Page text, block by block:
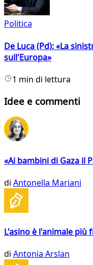
Politica
De Luca (Pd): «La
sull'Europa»
1 min di lettura
Idee e commenti
«Ai bambini di Gaza il
di Antonella Mariani
L'asino è l'animale più
di Antonia Arslan